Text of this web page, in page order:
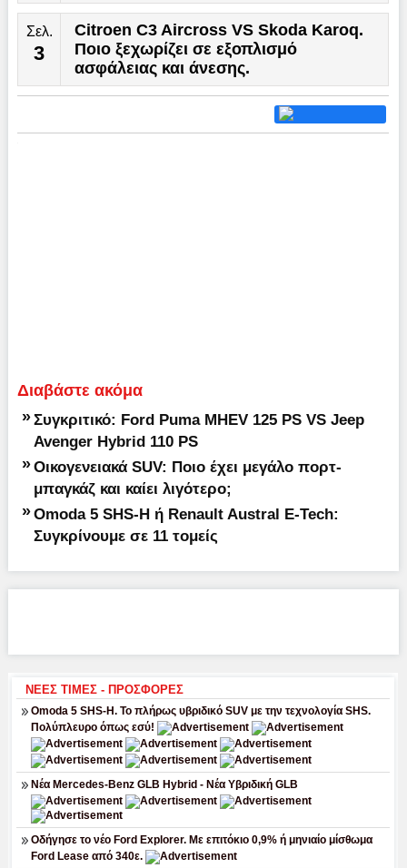
Σελ.
3
Citroen C3 Aircross VS Skoda Karoq.
Ποιο ξεχωρίζει σε εξοπλισμό
ασφάλειας και άνεσης.
Διαβάστε ακόμα
» Συγκριτικό: Ford Puma MHEV 125 PS VS Jeep
Avenger Hybrid 110 PS
» Οικογενειακά SUV: Ποιο έχει μεγάλο πορτ-
μπαγκάζ και καίει λιγότερο;
» Omoda 5 SHS-H ή Renault Austral E-Tech:
Συγκρίνουμε σε 11 τομείς